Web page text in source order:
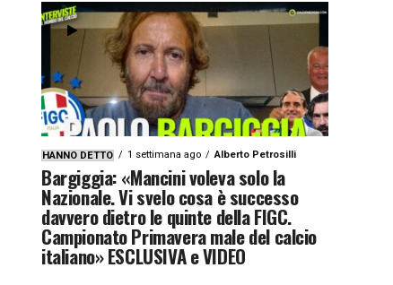
HANNO DETTO 1 settimana ago Alberto Petrosilli
Bargiggia: «Mancini voleva solo la
Nazionale. Vi svelo cosa è successo
davvero dietro le quinte della FIGC.
Campionato Primavera male del calcio
italiano» ESCLUSIVA e VIDEO